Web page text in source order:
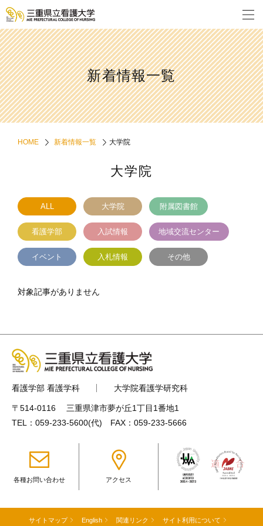
新着情報一覧
HOME 新着情報一覧 大学院
大学院
ALL 大学院 附属図書館
看護学部 入試情報 地域交流センター
イベント 入札情報 その他
対象記事がありません
看護学部 看護学科 大学院看護学研究科
〒514-0116 三重県津市夢が丘1丁目1番地1
TEL： 059-233-5600(代) FAX：059-233-5666
各種お問い合わせ アクセス
サイトマップ English 関連リンク サイト利用について